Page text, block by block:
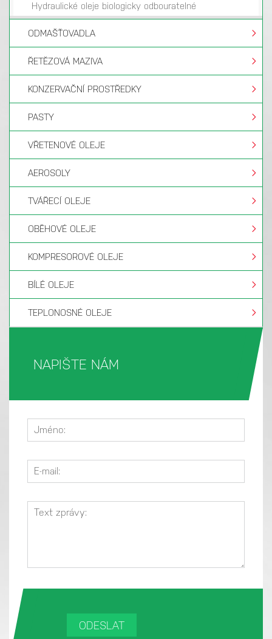
Hydraulické oleje biologicky odbouratelné
ODMAŠŤOVADLA
ŘETĚZOVÁ MAZIVA
KONZERVAČNÍ PROSTŘEDKY
PASTY
VŘETENOVÉ OLEJE
AEROSOLY
TVÁŘECÍ OLEJE
OBĚHOVÉ OLEJE
KOMPRESOROVÉ OLEJE
BÍLÉ OLEJE
TEPLONOSNÉ OLEJE
NAPIŠTE NÁM